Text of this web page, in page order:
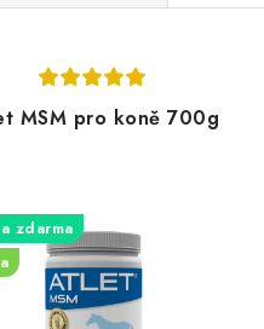
MSM pro koně 700g
zdarma